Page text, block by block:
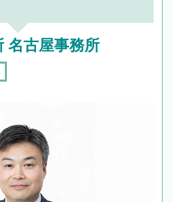
名古屋事務所